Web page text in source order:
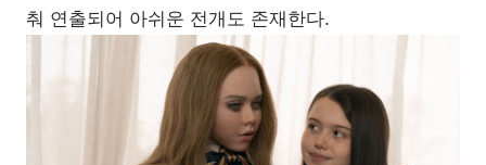
춰 연출되어 아쉬운 전개도 존재한다.